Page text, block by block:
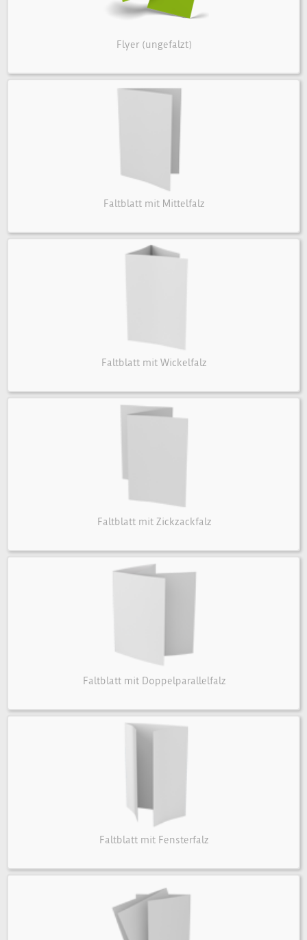
Flyer (ungefalzt)
Faltblatt mit Mittelfalz
Faltblatt mit Wickelfalz
Faltblatt mit Zickzackfalz
Faltblatt mit Doppelparallelfalz
Faltblatt mit Fensterfalz